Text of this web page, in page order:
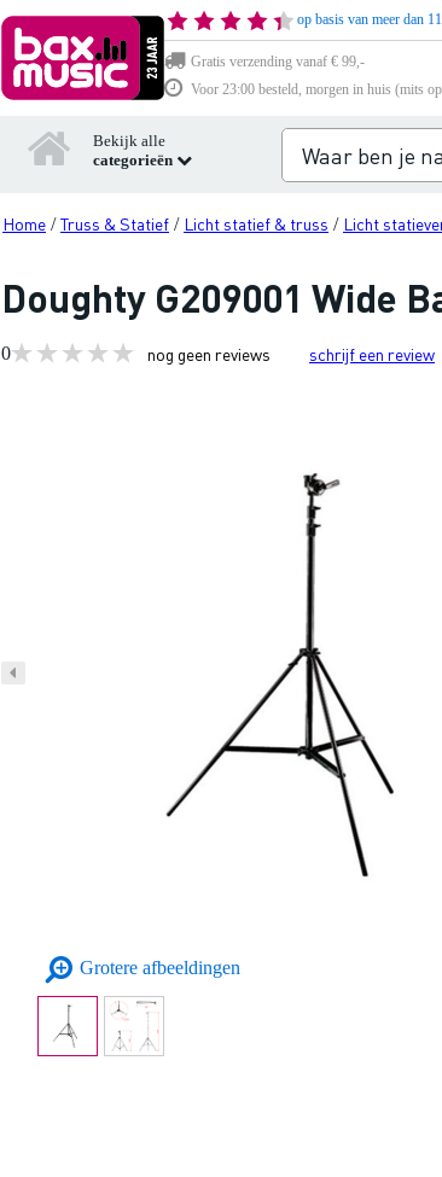
op basis van meer dan
Gratis verzending vanaf € 99,-
Voor 23:00 besteld, morgen in huis (mits
Bekijk alle
categorieën
Home /Truss & Statief / Licht statief & truss / Licht
Doughty G209001 Wide
0 nog geen reviews schrijf een review
Grotere afbeeldingen